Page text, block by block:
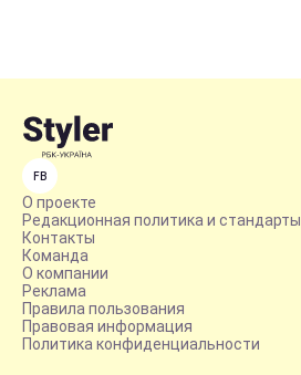
FB
О проекте
Редакционная политика и стандарты
Контакты
Команда
О компании
Реклама
Правила пользования
Правовая информация
Политика конфиденциальности